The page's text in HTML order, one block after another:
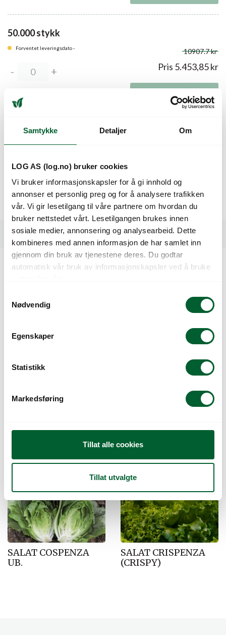
Samtykke Detaljer Om
LOG AS (log.no) bruker cookies
Vi bruker informasjonskapsler for å gi innhold og
annonser et personlig preg og for å analysere trafikken
vår. Vi gir lesetilgang til våre partnere om hvordan du
bruker nettstedet vårt. Lesetilgangen brukes innen
sosiale medier, annonsering og analysearbeid. Dette
kombineres med annen informasjon de har samlet inn
gjennom din bruk av tjenestene deres. Du godtar
automatisk vår bruk av informasjonskapsler ved å bruke
Nødvendig
Egenskaper
Statistikk
Markedsføring
Tillat alle cookies
Tillat utvalgte
50.000 stykk
Forventet leveringsdato - 10907.7 kr
Pris 5.453,85kr
Beskrivelse
Stor romano med god farge og jevne, pene hoder. Lukkede
nerver.
Lukker hodet sent som gjør at den er sterkere mot bladrand.
Bl:29-39EU/1-9US/Nr:0/Pb/TBSV
Spesifikasjoner
Salg!
ROMANESCO WHITE
SALAT COSPENZA
UB.
SALAT CRISPENZA
(CRISPY)